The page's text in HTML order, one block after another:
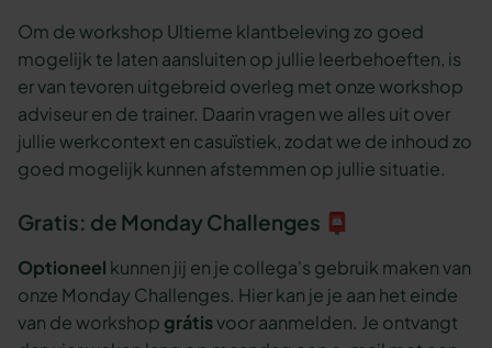
Om de workshop Ultieme klantbeleving zo goed
mogelijk te laten aansluiten op jullie leerbehoeften, is
er van tevoren uitgebreid overleg met onze workshop
adviseur en de trainer. Daarin vragen we alles uit over
jullie werkcontext en casuïstiek, zodat we de inhoud zo
goed mogelijk kunnen afstemmen op jullie situatie.
Gratis: de Monday Challenges 📮
Optioneel kunnen jij en je collega's gebruik maken van
onze Monday Challenges. Hier kan je je aan het einde
van de workshop grátisvoor aanmelden. Je ontvangt